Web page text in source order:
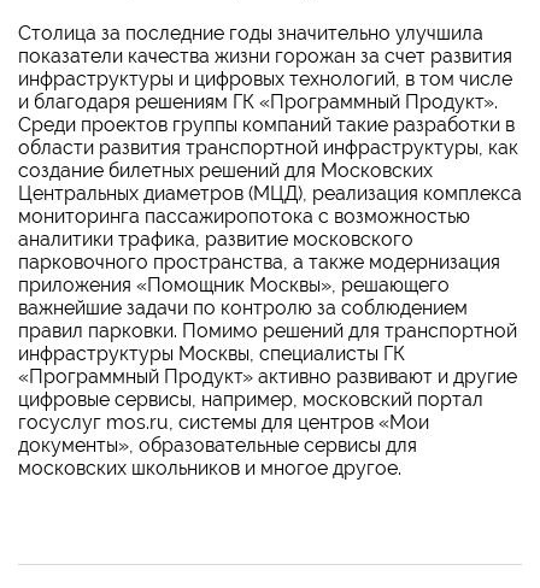
Столица за последние годы значительно улучшила
показатели качества жизни горожан за счет развития
инфраструктуры и цифровых технологий, в том числе
и благодаря решениям ГК «Программный Продукт».
Среди проектов группы компаний такие разработки в
области развития транспортной инфраструктуры, как
создание билетных решений для Московских
Центральных диаметров (МЦД), реализация комплекса
мониторинга пассажиропотока с возможностью
аналитики трафика, развитие московского
парковочного пространства, а также модернизация
приложения «Помощник Москвы», решающего
важнейшие задачи по контролю за соблюдением
правил парковки. Помимо решений для транспортной
инфраструктуры Москвы, специалисты ГК
«Программный Продукт» активно развивают и другие
цифровые сервисы, например, московский портал
госуслуг mos.ru, системы для центров «Мои
документы», образовательные сервисы для
московских школьников и многое другое.